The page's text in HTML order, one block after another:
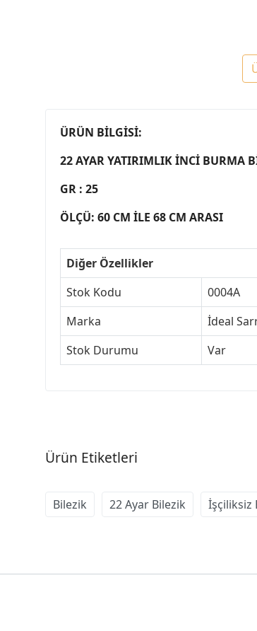
ÜRÜN BİLGİSİ:
22 AYAR YATIRIMLIK İNCİ BURMA
GR : 25
ÖLÇÜ: 60 CM İLE 68 CM ARASI
Diğer Özellikler
Stok Kodu
0004A
Marka
İdeal
Stok Durumu
Var
Ürün Etiketleri
Bilezik 22 Ayar Bilezik İşçiliksiz